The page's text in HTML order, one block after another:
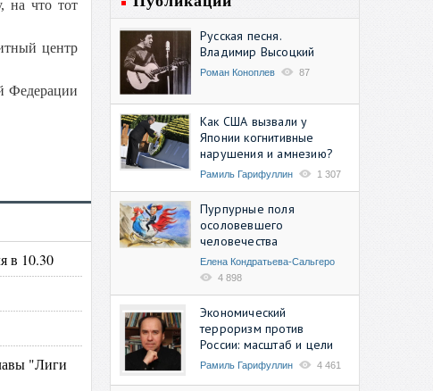
на что тот
центр
Федерации
в 10.30
"Лиги
Русская песня.
Владимир Высоцкий
Роман Коноплев 87
Как США вызвали у
Японии когнитивные
нарушения и амнезию?
Рамиль Гарифуллин 1 307
Пурпурные поля
осоловевшего
человечества
Елена Кондратьева-Сальгеро
4 898
Экономический
терроризм против
России: масштаб и цели
Рамиль Гарифуллин 4 461